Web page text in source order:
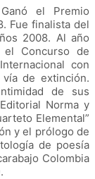
el Premio
Fue finalista del
2008. Al año
Concurso de
con
de extinción.
de sus
Norma y
Elemental”
y el prólogo de
de poesía
Colombia